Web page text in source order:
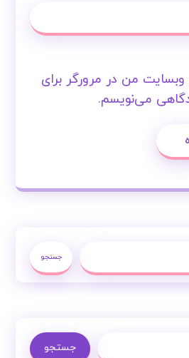
وبسایت من در مرورگر برای
می‌نویسم.
جستجو
جستجو